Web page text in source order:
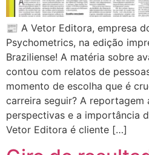
📰 A Vetor Editora, empresa
Psychometrics, na edição
Braziliense! A matéria sobre
contou com relatos de
momento de escolha que é
carreira seguir? A reportagem
perspectivas e a importância
Vetor Editora é cliente […]